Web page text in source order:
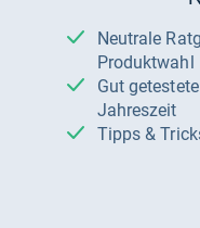
Neutrale Ratgeber – hilfreich für Ihre
Produktwahl
Gut getestete Produkte – passend zur
Jahreszeit
Tipps &